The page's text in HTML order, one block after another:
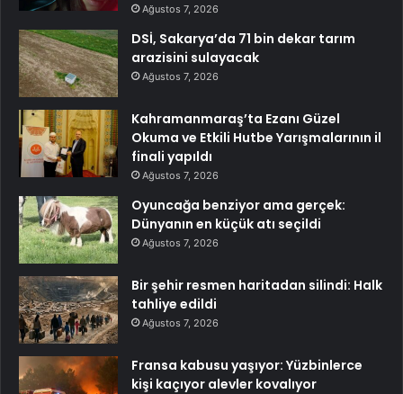
Ağustos 7, 2026
DSİ, Sakarya’da 71 bin dekar tarım
arazisini sulayacak
Ağustos 7, 2026
Kahramanmaraş’ta Ezanı Güzel
Okuma ve Etkili Hutbe Yarışmalarının il
finali yapıldı
Ağustos 7, 2026
Oyuncağa benziyor ama gerçek:
Dünyanın en küçük atı seçildi
Ağustos 7, 2026
Bir şehir resmen haritadan silindi: Halk
tahliye edildi
Ağustos 7, 2026
Fransa kabusu yaşıyor: Yüzbinlerce
kişi kaçıyor alevler kovalıyor